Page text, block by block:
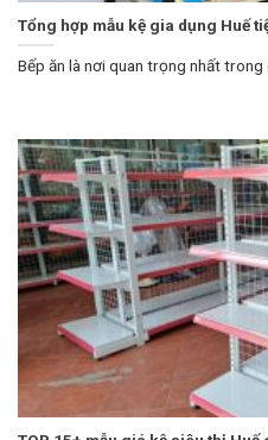
Tổng hợp mẫu kệ gia dụng Huế
Bếp ăn là nơi quan trọng nhất trong